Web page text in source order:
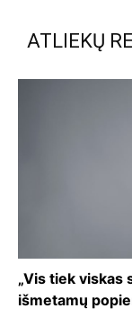
ATLIEKŲ
„Vis tiek viskas
išmetamų